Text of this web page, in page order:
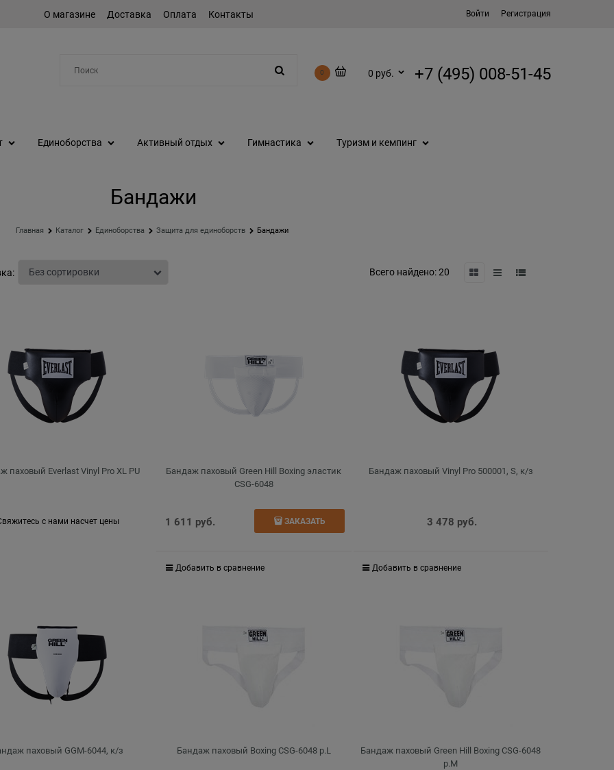
О магазине Доставка Оплата Контакты Войти Регистрация
0 0 руб. +7 (495) 008-51-45
Единоборства Активный отдых Гимнастика Туризм и кемпинг
Бандажи
Главная Каталог Единоборства Защита для единоборств Бандажи
Всего найдено: 20
паховый Everlast Vinyl Pro XL PU
с нами насчет цены
Бандаж паховый Green Hill Boxing эластик
CSG-6048
1 611 руб. ЗАКАЗАТЬ
Добавить в сравнение
Бандаж паховый Vinyl Pro 500001, S, к/з
3 478 руб.
Добавить в сравнение
паховый GGM-6044, к/з Бандаж паховый Boxing CSG-6048 р.L
Бандаж паховый Green Hill Boxing CSG-6048
р.M